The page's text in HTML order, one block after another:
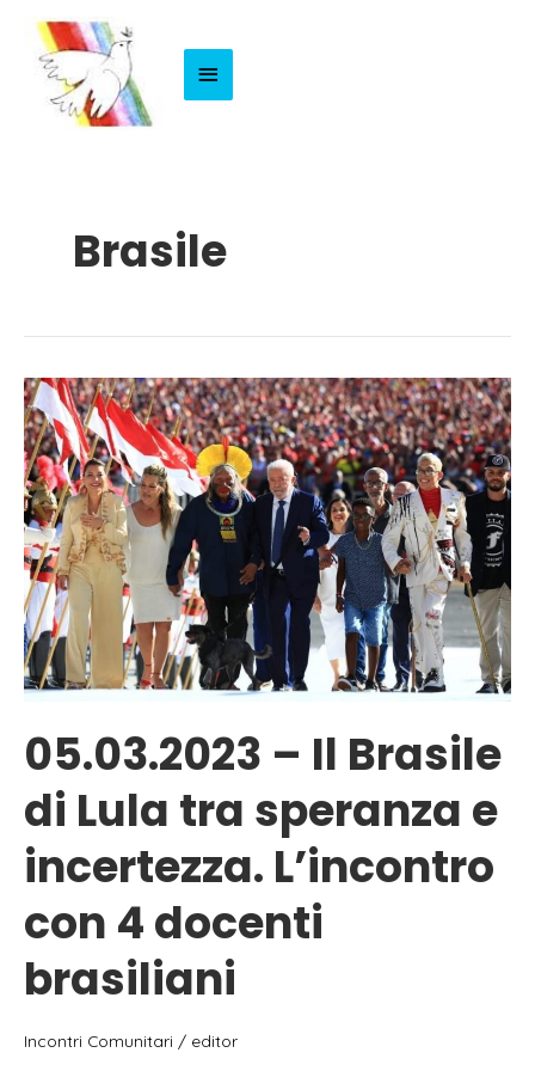
Menu
Brasile
05.03.2023 – Il Brasile
di Lula tra speranza e
incertezza. L’incontro
con 4 docenti
brasiliani
Incontri Comunitari / editor